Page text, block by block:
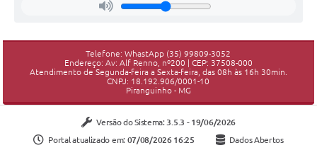
Telefone: WhastApp (35) 99809-3052
Endereço: Av: Alf Renno, nº200 | CEP: 37508-000
Atendimento de Segunda-feira a Sexta-feira, das 08h às 16h 30min.
CNPJ: 18.192.906/0001-10
Piranguinho - MG
Versão do Sistema: 3.5.3 - 19/06/2026
Portal atualizado em: 07/08/2026 16:25 Dados Abertos